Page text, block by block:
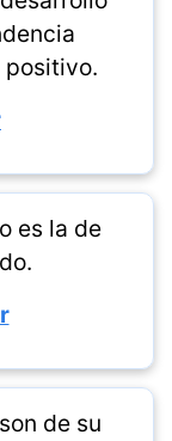
positivo.
es la de
de su